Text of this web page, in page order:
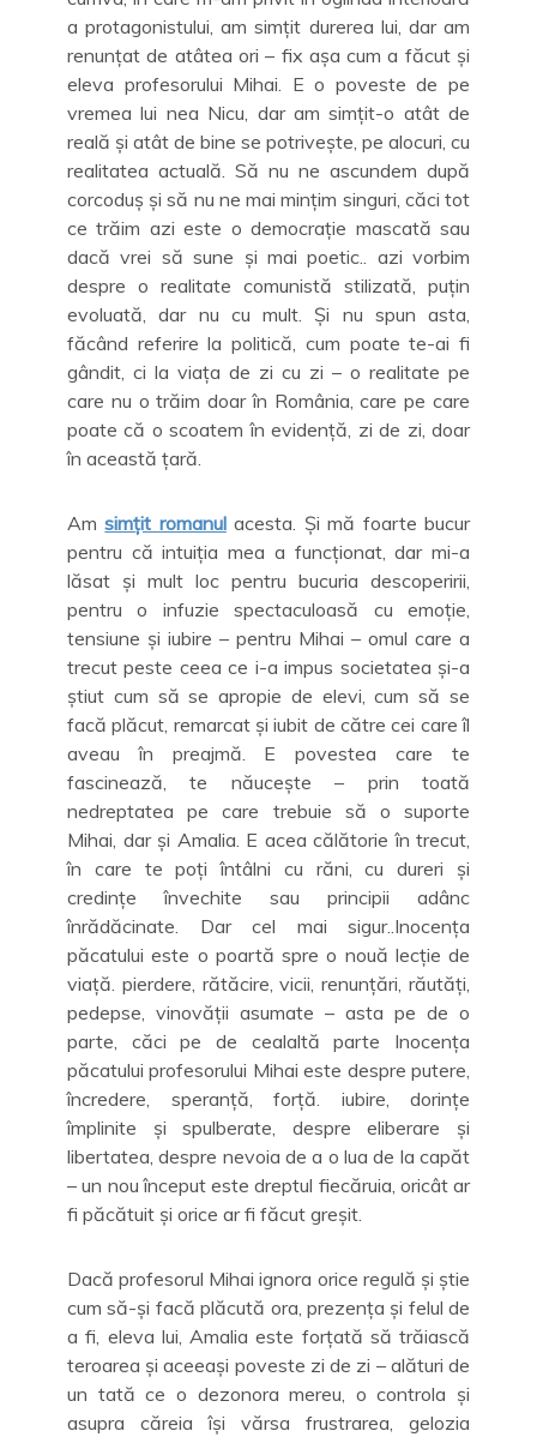
a protagonistului, am simțit durerea lui, dar am
renunțat de atâtea ori – fix așa cum a făcut și
eleva profesorului Mihai. E o poveste de pe
vremea lui nea Nicu, dar am simțit-o atât de
reală și atât de bine se potrivește, pe alocuri, cu
realitatea actuală. Să nu ne ascundem după
corcoduș și să nu ne mai mințim singuri, căci tot
ce trăim azi este o democrație mascată sau
dacă vrei să sune și mai poetic.. azi vorbim
despre o realitate comunistă stilizată, puțin
evoluată, dar nu cu mult. Și nu spun asta,
făcând referire la politică, cum poate te-ai fi
gândit, ci la viața de zi cu zi – o realitate pe
care nu o trăim doar în România, care pe care
poate că o scoatem în evidență, zi de zi, doar
în această țară.
Amsimțit romanulacesta. Și mă foarte bucur
pentru că intuiția mea a funcționat, dar mi-a
lăsat și mult loc pentru bucuria descoperirii,
pentru o infuzie spectaculoasă cu emoție,
tensiune și iubire – pentru Mihai – omul care a
trecut peste ceea ce i-a impus societatea și-a
știut cum să se apropie de elevi, cum să se
facă plăcut, remarcat și iubit de către cei care îl
aveau în preajmă. E povestea care te
fascinează, te năucește – prin toată
nedreptatea pe care trebuie să o suporte
Mihai, dar și Amalia. E acea călătorie în trecut,
în care te poți întâlni cu răni, cu dureri și
credințe învechite sau principii adânc
înrădăcinate. Dar cel mai sigur..Inocența
păcatului este o poartă spre o nouă lecție de
viață. pierdere, rătăcire, vicii, renunțări, răutăți,
pedepse, vinovății asumate – asta pe de o
parte, căci pe de cealaltă parte Inocența
păcatului profesorului Mihai este despre putere,
încredere, speranță, forță. iubire, dorințe
împlinite și spulberate, despre eliberare și
libertatea, despre nevoia de a o lua de la capăt
– un nou început este dreptul fiecăruia, oricât ar
fi păcătuit și orice ar fi făcut greșit.
Dacă profesorul Mihai ignora orice regulă și știe
cum să-și facă plăcută ora, prezența și felul de
a fi, eleva lui, Amalia este forțată să trăiască
teroarea și aceeași poveste zi de zi – alături de
un tată ce o dezonora mereu, o controla și
asupra căreia își vărsa frustrarea, gelozia